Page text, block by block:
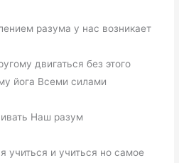
разума у нас возникает
двигаться без этого
йога Всеми силами
Наш разум
учиться и учиться но самое